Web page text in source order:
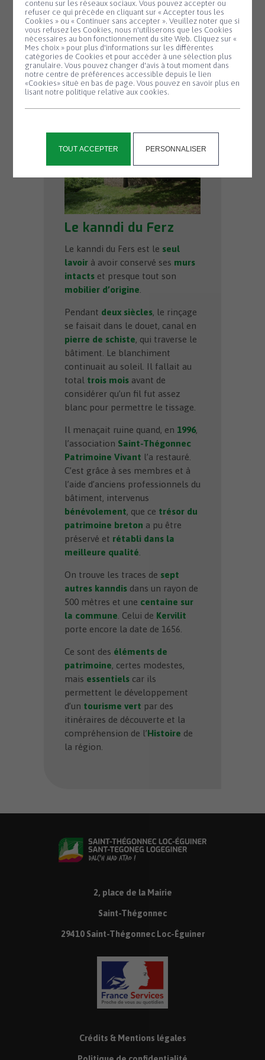
Panneau de gestion des cookies
contenu sur les réseaux sociaux. Vous pouvez accepter ou
refuser ce qui précède en cliquant sur « Accepter tous les
Cookies » ou « Continuer sans accepter ». Veuillez noter que si
vous refusez les Cookies, nous n'utiliserons que les Cookies
nécessaires au bon fonctionnement du site Web. Cliquez sur «
Mes choix » pour plus d'informations sur les différentes
catégories de Cookies et pour accéder à une sélection plus
granulaire. Vous pouvez changer d'avis à tout moment dans
notre centre de préférences accessible depuis le lien
«Cookies» situé en bas de page. Vous pouvez en savoir plus en
lisant notre politique relative aux cookies.
TOUT ACCEPTER PERSONNALISER
Le kanndi du Ferz
Le kanndi du Fers est le seul
lavoir à avoir conservé ses murs
intacts et presque tout son
mobilier d’origine
Pendant deux siècles, le rinçage
se faisait dans le douet, canal en
pierre de schiste, qui traverse le
bâtiment. Le blanchiment
continuait au soleil. Il fallait au
total trois mois avant de
considérer qu’un fil fut assez
blanc pour permettre le tissage.
Il menaçait ruine quand, en 1996,
l’association Saint-Thégonnec
Patrimoine Vivant l’a restauré.
C’est grâce à ses membres et à
l’aide d’anciens professionnels du
bâtiment, intervenus
bénévolement, que ce trésor du
patrimoine breton a pu être
préservé et rétabli dans la
meilleure qualité
On trouve les traces de sept
autres kanndis dans un rayon de
500 mètres et une centaine sur
la commune . Celui de Kervilit
porte encore la date de 1656.
Ce sont des éléments de
patrimoine, certes modestes,
mais essentiels car ils
permettent le développement
d’un tourisme vert par des
itinéraires de découverte et la
compréhension de l’Histoire de
la région.
2, place de la Mairie
Saint-Thégonnec
29410 Saint-Thégonnec Loc-Éguiner
Crédits & Mentions légales